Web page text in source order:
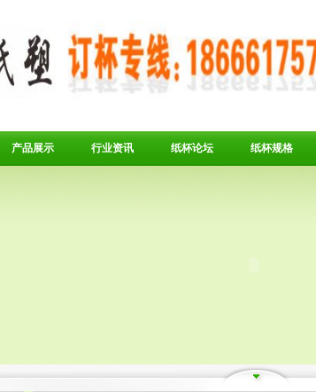
产品展示 行业资讯 纸杯论坛 纸杯规格